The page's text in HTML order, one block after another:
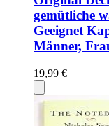
gemütliche
Geeignet
Männer,
19,99 €